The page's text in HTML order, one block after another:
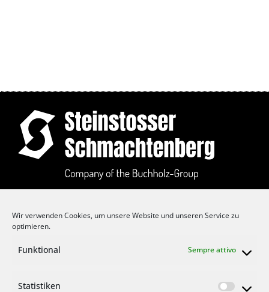
Wir verwenden Cookies, um unsere Website und unseren Service zu
optimieren.
Funktional Sempre attivo
Statistiken
D-42855 Remscheid
T: +49 2191 3711 0
E:info@buchholz-gruppe.eu